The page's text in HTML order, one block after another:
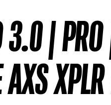
3.0 |
AXS